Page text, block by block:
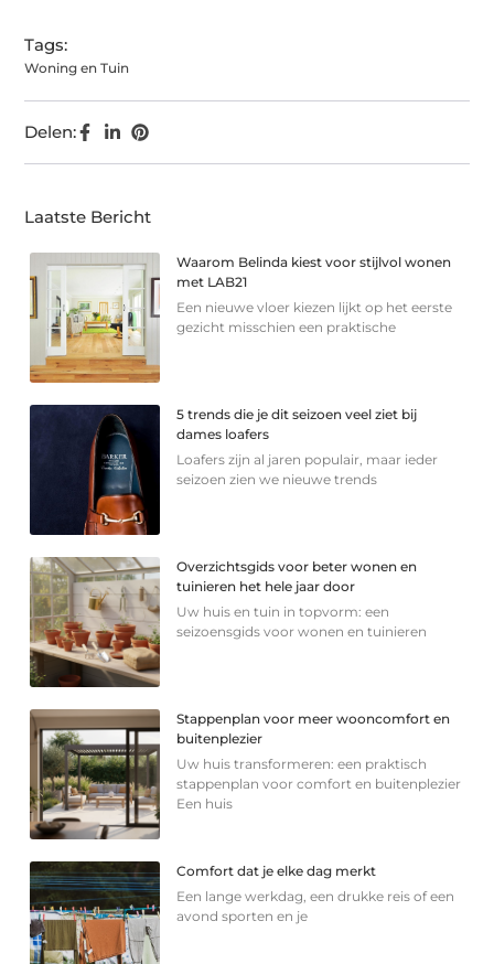
Tags:
Woning en Tuin
Delen:
Laatste Bericht
Waarom Belinda kiest voor stijlvol wonen
met LAB21
Een nieuwe vloer kiezen lijkt op het eerste
gezicht misschien een praktische
5 trends die je dit seizoen veel ziet bij
dames loafers
Loafers zijn al jaren populair, maar ieder
seizoen zien we nieuwe trends
Overzichtsgids voor beter wonen en
tuinieren het hele jaar door
Uw huis en tuin in topvorm: een
seizoensgids voor wonen en tuinieren
Stappenplan voor meer wooncomfort en
buitenplezier
Uw huis transformeren: een praktisch
stappenplan voor comfort en buitenplezier
Een huis
Comfort dat je elke dag merkt
Een lange werkdag, een drukke reis of een
avond sporten en je